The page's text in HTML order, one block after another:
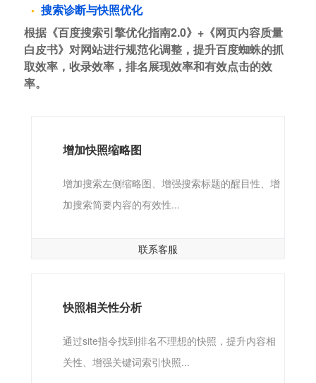
搜索诊断与快照优化
根据《百度搜索引擎优化指南2.0》+《网页内容质量
白皮书》对网站进行规范化调整，提升百度蜘蛛的抓
取效率，收录效率，排名展现效率和有效点击的效
率。
增加快照缩略图
增加搜索左侧缩略图、增强搜索标题的醒目性、增
加搜索简要内容的有效性...
联系客服
快照相关性分析
通过site指令找到排名不理想的快照，提升内容相
关性、增强关键词索引快照...